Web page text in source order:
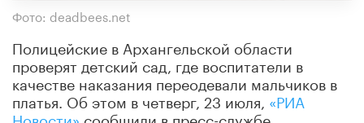
Фото: deadbees.net
Полицейские в Архангельской области
проверят детский сад, где воспитатели в
качестве наказания переодевали мальчиков в
платья. Об этом в четверг, 23 июля, «РИА
Новости» сообщили в пресс-службе